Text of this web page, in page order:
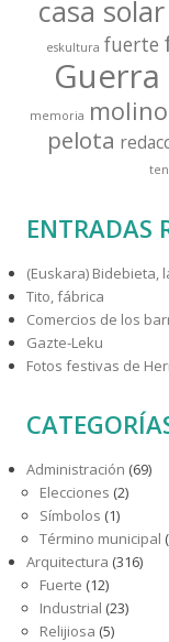
casa solar
eskultura fuerte
Guerra
memoria molino
pelota
ENTRADAS
(Euskara) Bidebieta,
Tito, fábrica
Comercios de los
Gazte-Leku
Fotos festivas de
Administración (69)
Elecciones (2)
Símbolos (1)
Término municipal
Arquitectura (316)
Fuerte (12)
Industrial (23)
Relijiosa (5)